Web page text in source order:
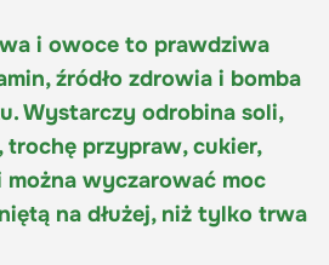
i owoce to prawdziwa
źródło zdrowia i bomba
Wystarczy odrobina soli,
trochę przypraw, cukier,
można wyczarować moc
na dłużej, niż tylko trwa